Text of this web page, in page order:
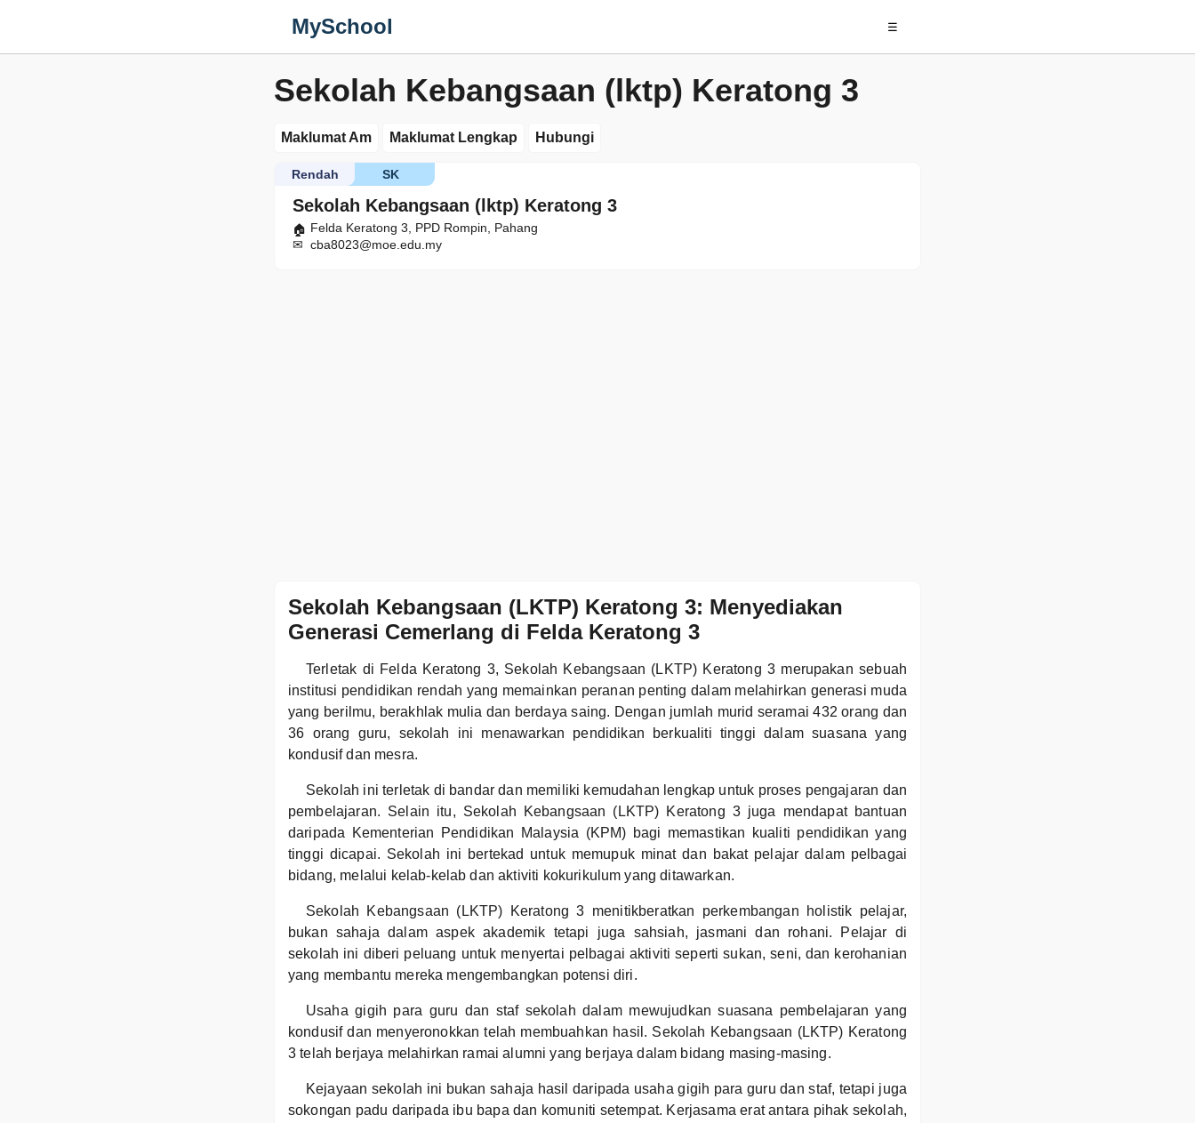
MySchool ☰
Sekolah Kebangsaan (lktp) Keratong 3
Maklumat Am Maklumat Lengkap Hubungi
Sekolah Kebangsaan (lktp) Keratong 3
SK
Rendah
Felda Keratong 3, PPD Rompin, Pahang
cba8023@moe.edu.my
Sekolah Kebangsaan (LKTP) Keratong 3: Menyediakan
Generasi Cemerlang di Felda Keratong 3
Terletak di Felda Keratong 3, Sekolah Kebangsaan (LKTP) Keratong 3 merupakan sebuah
institusi pendidikan rendah yang memainkan peranan penting dalam melahirkan generasi muda
yang berilmu, berakhlak mulia dan berdaya saing. Dengan jumlah murid seramai 432 orang dan
36 orang guru, sekolah ini menawarkan pendidikan berkualiti tinggi dalam suasana yang
kondusif dan mesra.
Sekolah ini terletak di bandar dan memiliki kemudahan lengkap untuk proses pengajaran dan
pembelajaran. Selain itu, Sekolah Kebangsaan (LKTP) Keratong 3 juga mendapat bantuan
daripada Kementerian Pendidikan Malaysia (KPM) bagi memastikan kualiti pendidikan yang
tinggi dicapai. Sekolah ini bertekad untuk memupuk minat dan bakat pelajar dalam pelbagai
bidang, melalui kelab-kelab dan aktiviti kokurikulum yang ditawarkan.
Sekolah Kebangsaan (LKTP) Keratong 3 menitikberatkan perkembangan holistik pelajar,
bukan sahaja dalam aspek akademik tetapi juga sahsiah, jasmani dan rohani. Pelajar di
sekolah ini diberi peluang untuk menyertai pelbagai aktiviti seperti sukan, seni, dan kerohanian
yang membantu mereka mengembangkan potensi diri.
Usaha gigih para guru dan staf sekolah dalam mewujudkan suasana pembelajaran yang
kondusif dan menyeronokkan telah membuahkan hasil. Sekolah Kebangsaan (LKTP) Keratong
3 telah berjaya melahirkan ramai alumni yang berjaya dalam bidang masing-masing.
Kejayaan sekolah ini bukan sahaja hasil daripada usaha gigih para guru dan staf, tetapi juga
sokongan padu daripada ibu bapa dan komuniti setempat. Kerjasama erat antara pihak sekolah,